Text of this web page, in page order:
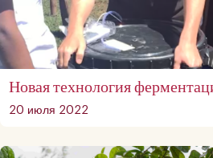
Новая технология
20 июля 2022